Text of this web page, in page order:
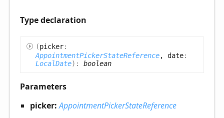
Type declaration
(picker:
AppointmentPickerStateReference, date:
LocalDate) : boolean
Parameters
picker:AppointmentPickerStateReference